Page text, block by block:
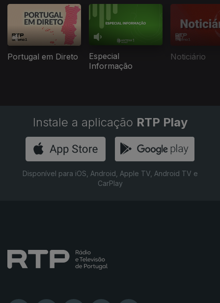
Portugal em Direto
Especial
Informação
Noticiário
Instale a aplicação RTP Play
Disponível para iOS, Android, Apple TV, Android TV e
CarPlay